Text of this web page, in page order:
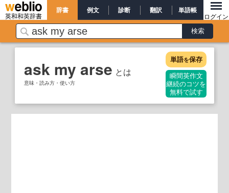
英和和英辞書
辞書 例文 診断 翻訳 単語帳
ログイン
ask my arse とは
意味・読み方・使い方
単語を保存
瞬間英作文
継続のコツを
無料で試す